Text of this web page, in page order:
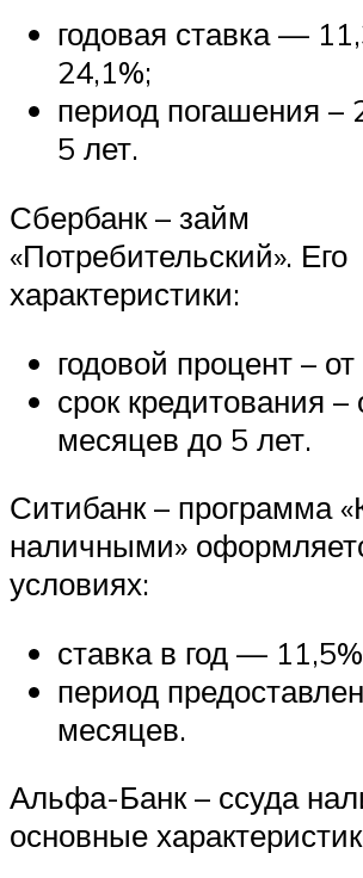
годовая ставка —
24,1%;
период погашения –
5 лет.
Сбербанк – займ
«Потребительский». Его
характеристики:
годовой процент –
срок кредитования –
месяцев до 5 лет.
Ситибанк – программа
наличными»
условиях:
ставка в год —
период
месяцев.
Альфа-Банк – ссуда
основные